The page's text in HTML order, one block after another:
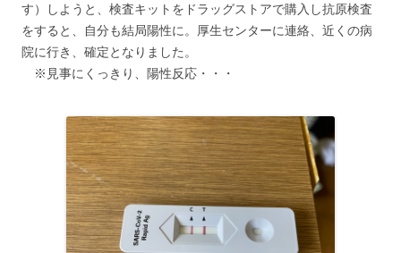
す）しようと、検査キットをドラッグストアで購入し抗原検査
をすると、自分も結局陽性に。厚生センターに連絡、近くの病
院に行き、確定となりました。
※見事にくっきり、陽性反応・・・